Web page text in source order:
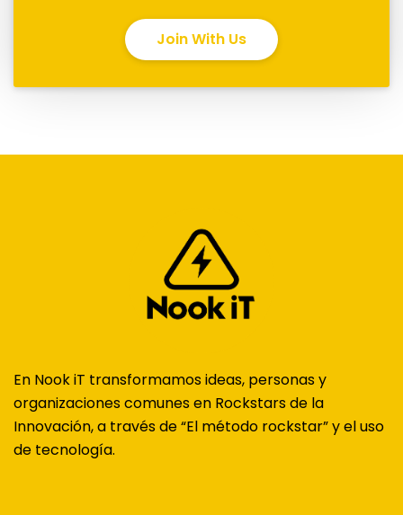
Join With Us
En Nook iT transformamos ideas, personas y
organizaciones comunes en Rockstars de la
Innovación, a través de “El método rockstar” y el uso
de tecnología.